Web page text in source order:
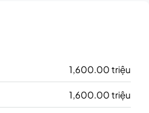
1,600.00 triệu
1,600.00 triệu